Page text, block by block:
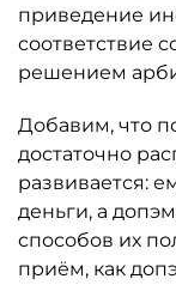
приведение
соответствие
решением
Добавим, что
достаточно
развивается:
деньги, а
способов их
приём, как